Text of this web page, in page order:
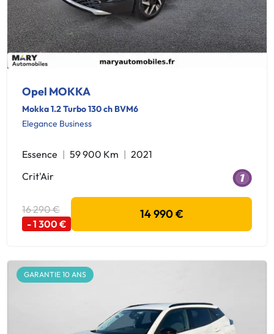
Opel MOKKA
Mokka 1.2 Turbo 130 ch BVM6
Elegance Business
Essence 59 900 Km
2021
Crit'Air
16 290 €
- 1 300 €
14 990 €
GARANTIE 10 ANS